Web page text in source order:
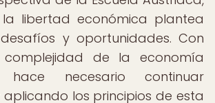
libertad económica plantea
y oportunidades. Con
de la economía
necesario continuar
los principios de esta